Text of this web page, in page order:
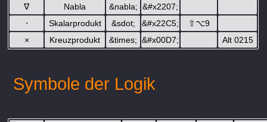
∇ Nabla &nabla; &#x2207;
⋅
Skalarprodukt &sdot; &#x22C5; ⇧ ⌥9
×
Kreuzprodukt &times; &#x00D7; Alt 0215
Symbole der Logik